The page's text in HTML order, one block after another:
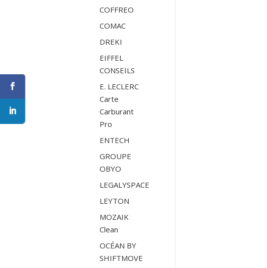
COFFREO
COMAC
DREKI
EIFFEL
CONSEILS
E. LECLERC
Carte
Carburant
Pro
ENTECH
GROUPE
OBYO
LEGALYSPACE
LEYTON
MOZAIK
Clean
OCÉAN BY
SHIFTMOVE